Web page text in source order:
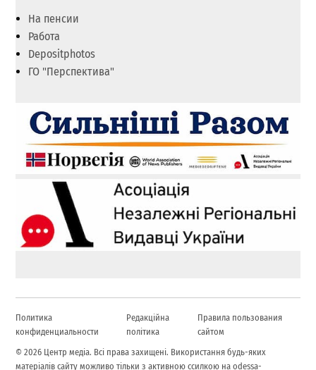
На пенсии
Работа
Depositphotos
ГО "Перспектива"
Политика
конфиденциальности
Редакційна
політика
Правила пользования
сайтом
© 2026 Центр медіа. Всі права захищені. Використання будь-яких
матеріалів сайту можливо тільки з активною ссилкою на odessa-